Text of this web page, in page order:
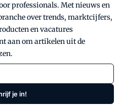
professionals. Met nieuws en
over trends, marktcijfers,
en vacatures
aan om artikelen uit de
je in!